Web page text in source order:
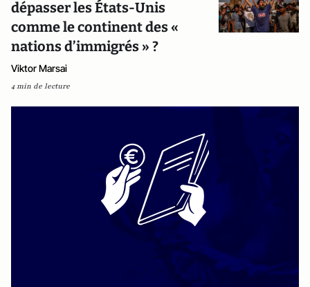
dépasser les États-Unis
comme le continent des «
nations d’immigrés » ?
Viktor Marsai
4 min de lecture